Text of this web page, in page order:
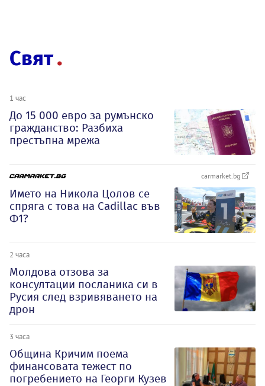
Свят
1 час
До 15 000 евро за румънско
гражданство: Разбиха
престъпна мрежа
carmarket.bg
Името на Никола Цолов се
спряга с това на Cadillac във
Ф1?
2 часа
Молдова отзова за
консултации посланика си в
Русия след взривяването на
дрон
3 часа
Община Кричим поема
финансовата тежест по
погребението на Георги Кузев